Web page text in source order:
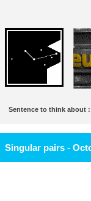
Sentence to think about :
Singular pairs -